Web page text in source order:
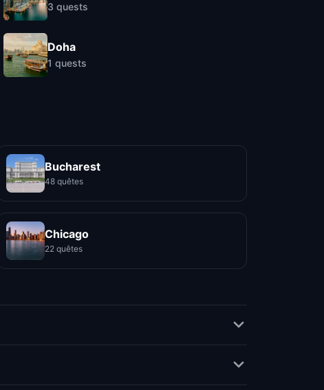
3 quests
Doha
1 quests
Bucharest
48 quêtes
Chicago
22 quêtes